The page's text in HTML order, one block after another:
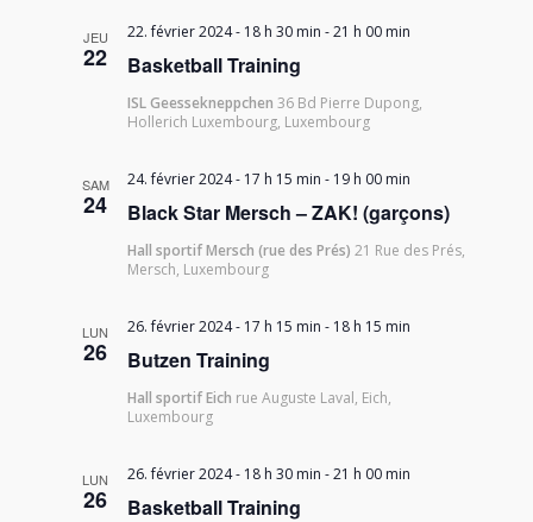
JEU
22 Basketball Training
22. février 2024 - 18 h 30 min -21 h 00 min
ISL Geessekneppchen36 Bd Pierre Dupong,
Hollerich Luxembourg, Luxembourg
SAM
24 Black Star Mersch – ZAK! (garçons)
24. février 2024 - 17 h 15 min - 19 h 00 min
Hall sportif Mersch (rue des Prés)21 Rue des Prés,
Mersch, Luxembourg
LUN
26 Butzen Training
26. février 2024 - 17 h 15 min - 18 h 15 min
Hall sportif Eich rue Auguste Laval, Eich,
Luxembourg
LUN
26 Basketball Training
26. février 2024 - 18 h 30 min -21 h 00 min